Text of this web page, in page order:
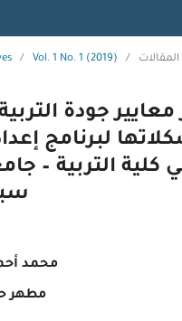
/ Vol. 1 No. 1 (2019) / المقالات
جودة
لبرنامج
كلية التربية –
محمد
مطهر